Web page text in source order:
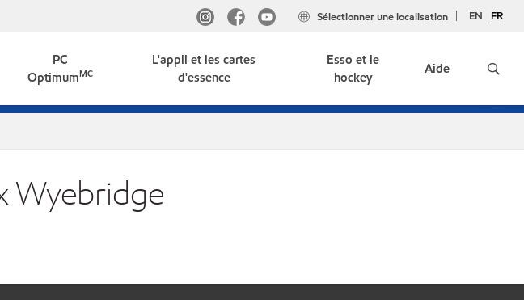
EN FR
Sélectionner une localisation
PC
OptimumMC
L'appli et les cartes
d'essence
Esso et le
hockey
Aide
Wyebridge